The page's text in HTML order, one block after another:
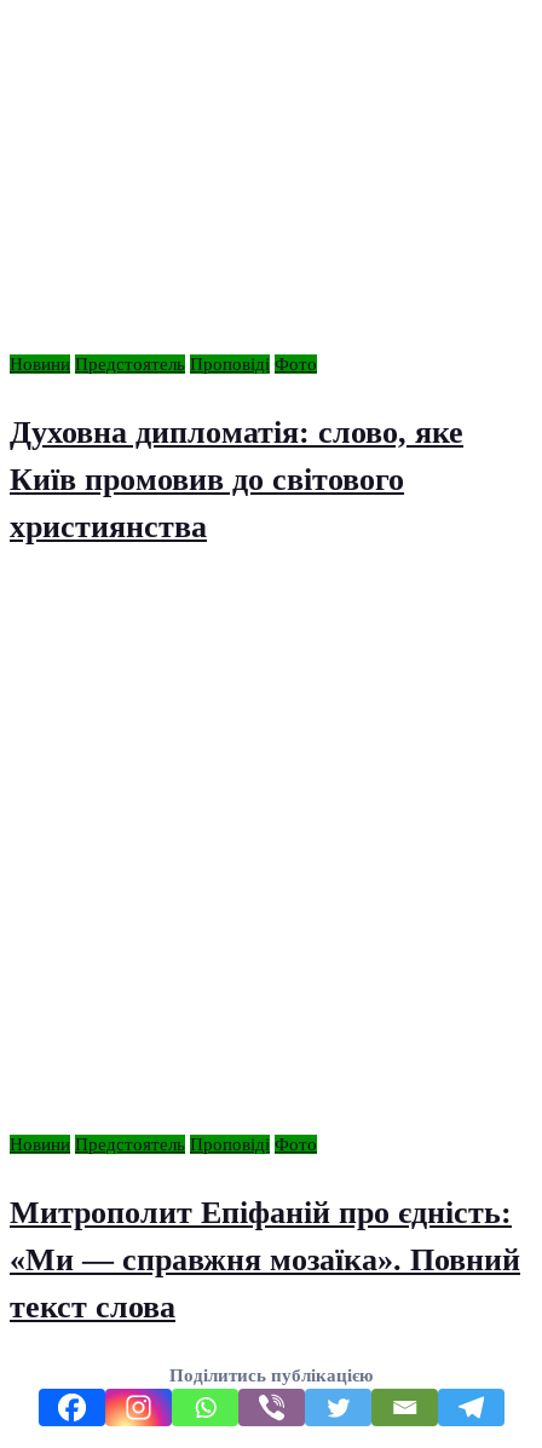
Новини Предстоятель Проповіді Фото
Духовна дипломатія: слово, яке
Київ промовив до світового
християнства
Новини Предстоятель Проповіді Фото
Митрополит Епіфаній про єдність:
«Ми — справжня мозаїка». Повний
текст слова
Поділитись публікацією